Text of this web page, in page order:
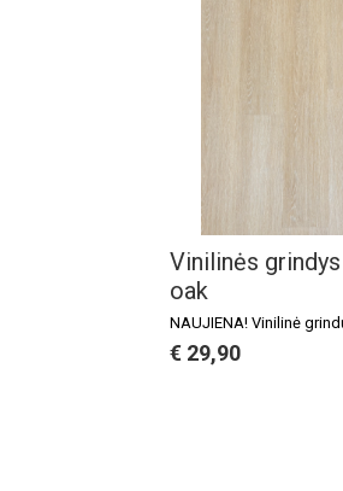
Vinilinės
oak
NAUJIENA! Vinilinė
€ 29,90